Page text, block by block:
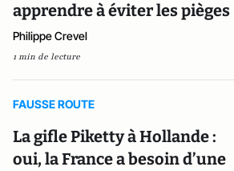
apprendre à éviter les pièges
Philippe Crevel
1 min de lecture
FAUSSE ROUTE
La gifle Piketty à Hollande :
oui, la France a besoin d’une